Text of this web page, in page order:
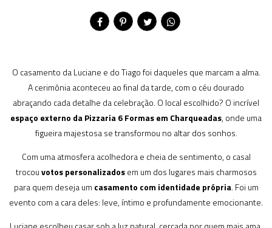
O casamento da Luciane e do Tiago foi daqueles que marcam a alma.
A cerimônia aconteceu ao final da tarde, com o céu dourado
abraçando cada detalhe da celebração. O local escolhido? O incrível
espaço externo da Pizzaria 6 Formas em Charqueadas, onde uma
figueira majestosa se transformou no altar dos sonhos.
Com uma atmosfera acolhedora e cheia de sentimento, o casal
trocouvotos personalizadosem um dos lugares mais charmosos
para quem deseja um casamento com identidade própria. Foi um
evento com a cara deles: leve, íntimo e profundamente emocionante.